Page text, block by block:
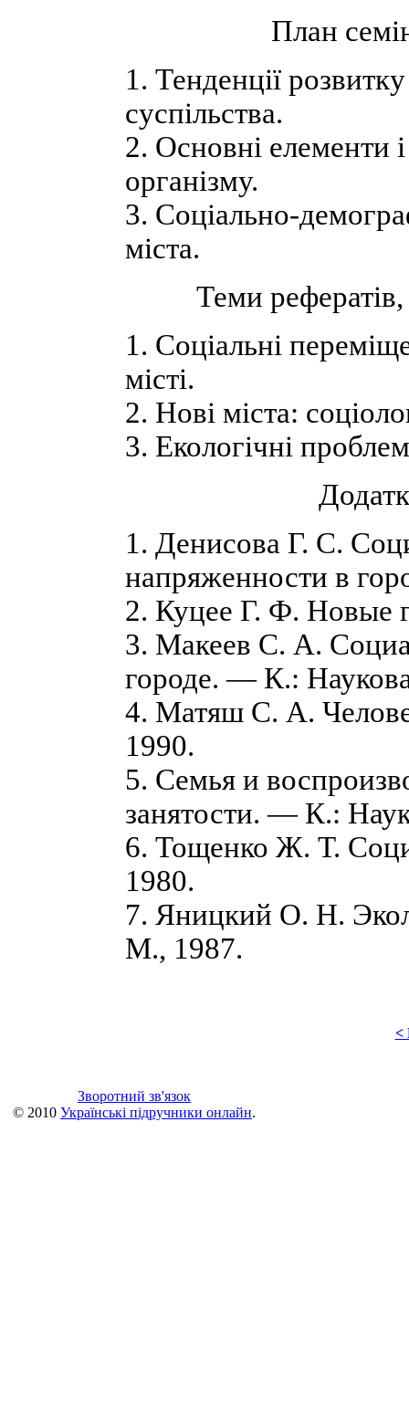
План
1. Тенденції
суспільства.
2. Основні елементи
організму.
3. Соціально-
міста.
Теми
1. Соціальні
місті.
2. Нові міста:
3. Екологічні
1. Денисова Г. С.
напряженности в
2. Куцее Г. Ф.
3. Макеев С. А.
городе. — К.:
4. Матяш С. А.
1990.
5. Семья и
занятости. — К.:
6. Тощенко Ж. Т.
1980.
7. Яницкий О. Н.
М., 1987.
<
Зворотний зв'язок
© 2010 Українські підручники онлайн.